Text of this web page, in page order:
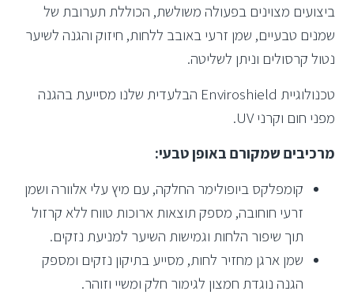
ביצועים מצוינים בפעולה משולשת, הכוללת תערובת של
שמנים טבעיים, שמן זרעי באובב ללחות, חיזוק והגנה לשיער
נטול קרסולים וניתן לשליטה.
טכנולוגיית Enviroshield הבלעדית שלנו מסייעת בהגנה
מפני חום וקרני UV.
מרכיבים שמקורם באופן טבעי:
קומפלקס ביופולימר החלקה, עם מיץ עלי אלוורה ושמן
זרעי חוחובה, מספק תוצאות ארוכות טווח ללא קרזול
תוך שיפור הלחות וגמישות השיער למניעת נזקים.
שמן ארגן מחזיר לחות, מסייע בתיקון נזקים ומספק
הגנה נוגדת חמצון לגימור חלק ומשיי וזוהר.